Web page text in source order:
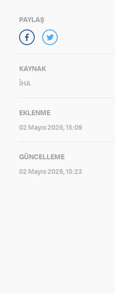
PAYLAŞ
KAYNAK
İHA
EKLENME
02 Mayıs 2026, 15:09
GÜNCELLEME
02 Mayıs 2026, 15:23